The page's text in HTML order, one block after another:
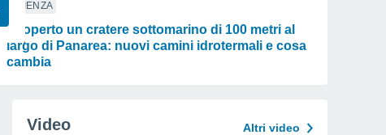
SCIENZA
Scoperto un cratere sottomarino di 100 metri al
largo di Panarea: nuovi camini idrotermali e cosa
cambia
Video Altri video